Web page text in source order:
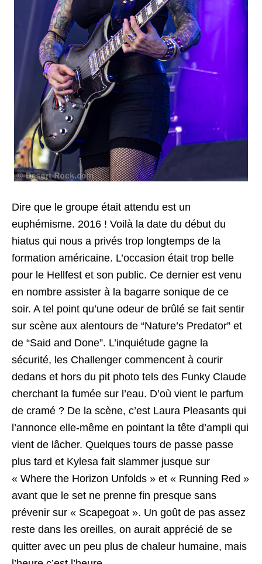
Dire que le groupe était attendu est un
euphémisme. 2016 ! Voilà la date du début du
hiatus qui nous a privés trop longtemps de la
formation américaine. L’occasion était trop belle
pour le Hellfest et son public. Ce dernier est venu
en nombre assister à la bagarre sonique de ce
soir. A tel point qu’une odeur de brûlé se fait sentir
sur scène aux alentours de “Nature’s Predator” et
de “Said and Done”. L’inquiétude gagne la
sécurité, les Challenger commencent à courir
dedans et hors du pit photo tels des Funky Claude
cherchant la fumée sur l’eau. D’où vient le parfum
de cramé ? De la scène, c’est Laura Pleasants qui
l’annonce elle-même en pointant la tête d’ampli qui
vient de lâcher. Quelques tours de passe passe
plus tard et Kylesa fait slammer jusque sur
« Where the Horizon Unfolds » et « Running Red »
avant que le set ne prenne fin presque sans
prévenir sur « Scapegoat ». Un goût de pas assez
reste dans les oreilles, on aurait apprécié de se
quitter avec un peu plus de chaleur humaine, mais